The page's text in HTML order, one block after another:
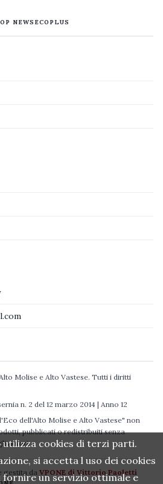
NEWS ECOPLUS
Molise e Alto Vastese. Tutti i diritti
n. 2 del 12 marzo 2014 | Anno 12
dell'Alto Molise e Alto Vastese" non
pubblicati o redistribuiti senza
autori.
gestita da VPONE di Vittorio Paoletti
cookies di terzi parti.
si accetta l uso dei cookies
fornire un servizio ottimale e